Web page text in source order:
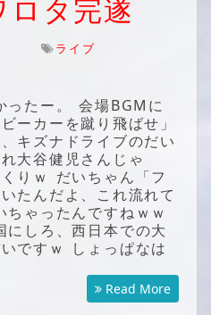
ロタ完遂
ライブ
ったー。 会場BGMに
ーカーを蹴り飛ばせ」
キズナドライブのだい
大谷健児さんじゃ
りｗ だいちゃん「フ
たんだよ、これ流れて
ゃったんですねｗｗ
にしろ、西日本での大
ですｗ しょっぱなは
Read More